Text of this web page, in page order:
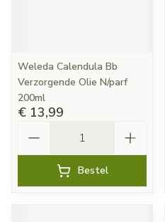
Weleda Calendula Bb
Verzorgende Olie N/parf
200ml
€ 13,99
Bestel